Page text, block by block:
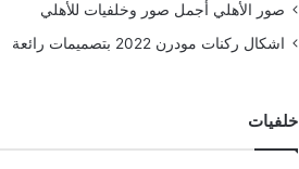
صور الأهلي أجمل صور وخلفيات للأهلي
اشكال ركنات مودرن 2022 بتصميمات رائعة
خلفيات